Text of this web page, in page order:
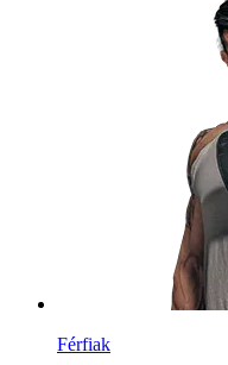
Férfiak